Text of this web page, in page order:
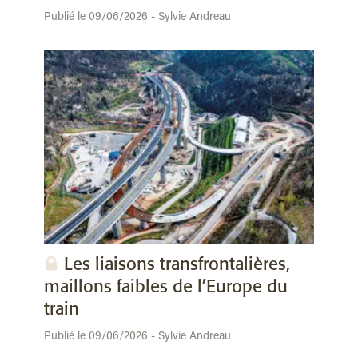
Publié le 09/06/2026 - Sylvie Andreau
Les liaisons transfrontalières,
maillons faibles de l’Europe du
train
Publié le 09/06/2026 - Sylvie Andreau